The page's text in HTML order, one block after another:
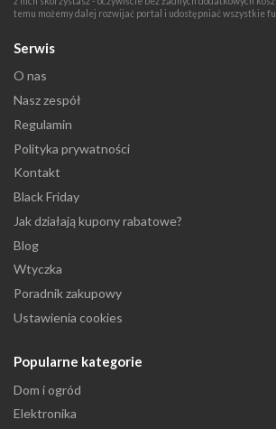
temu możemy dalej rozwijać portal i udostępniać wszystkie
Serwis
O nas
Nasz zespół
Regulamin
Polityka prywatności
Kontakt
Black Friday
Jak działają kupony rabatowe?
Blog
Wtyczka
Poradnik zakupowy
Ustawienia cookies
Popularne kategorie
Dom i ogród
Elektronika